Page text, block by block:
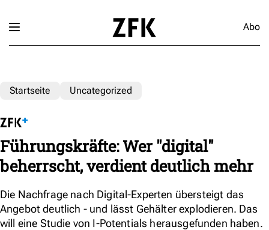
Abo
Startseite Uncategorized
Führungskräfte: Wer "digital"
beherrscht, verdient deutlich mehr
Die Nachfrage nach Digital-Experten übersteigt das
Angebot deutlich - und lässt Gehälter explodieren. Das
will eine Studie von I-Potentials herausgefunden haben.